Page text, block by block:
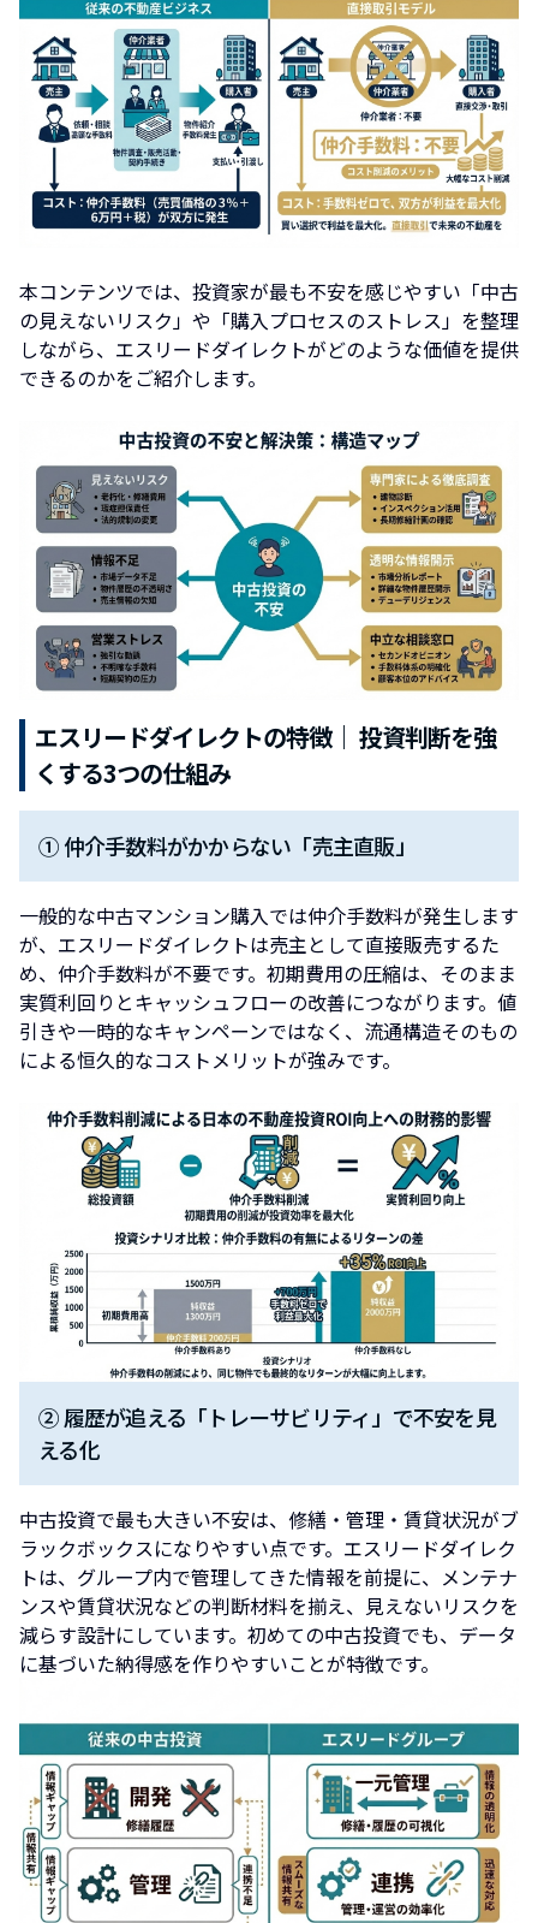
本コンテンツでは、投資家が最も不安を感じやすい「中古
の見えないリスク」や「購入プロセスのストレス」を整理
しながら、エスリードダイレクトがどのような価値を提供
できるのかをご紹介します。
エスリードダイレクトの特徴｜ 投資判断を強
くする3つの仕組み
① 仲介手数料がかからない「売主直販」
一般的な中古マンション購入では仲介手数料が発生します
が、エスリードダイレクトは売主として直接販売するた
め、仲介手数料が不要です。初期費用の圧縮は、そのまま
実質利回りとキャッシュフローの改善につながります。値
引きや一時的なキャンペーンではなく、流通構造そのもの
による恒久的なコストメリットが強みです。
② 履歴が追える「トレーサビリティ」で不安を見
える化
中古投資で最も大きい不安は、修繕・管理・賃貸状況がブ
ラックボックスになりやすい点です。エスリードダイレク
トは、グループ内で管理してきた情報を前提に、メンテナ
ンスや賃貸状況などの判断材料を揃え、見えないリスクを
減らす設計にしています。初めての中古投資でも、データ
に基づいた納得感を作りやすいことが特徴です。